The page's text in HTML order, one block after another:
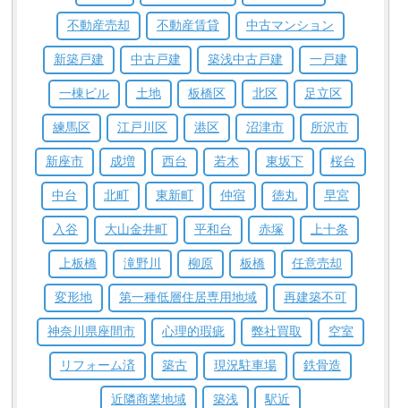
不動産売却 不動産賃貸 中古マンション
新築戸建 中古戸建 築浅中古戸建 一戸建
一棟ビル 土地 板橋区 北区 足立区
練馬区 江戸川区 港区 沼津市 所沢市
新座市 成増 西台 若木 東坂下 桜台
中台 北町 東新町 仲宿 徳丸 早宮
入谷 大山金井町 平和台 赤塚 上十条
上板橋 滝野川 柳原 板橋 任意売却
変形地 第一種低層住居専用地域 再建築不可
神奈川県座間市 心理的瑕疵 弊社買取 空室
リフォーム済 築古 現況駐車場 鉄骨造
近隣商業地域 築浅 駅近